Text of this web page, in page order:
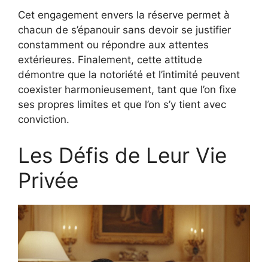
Cet engagement envers la réserve permet à
chacun de s’épanouir sans devoir se justifier
constamment ou répondre aux attentes
extérieures. Finalement, cette attitude
démontre que la notoriété et l’intimité peuvent
coexister harmonieusement, tant que l’on fixe
ses propres limites et que l’on s’y tient avec
conviction.
Les Défis de Leur Vie
Privée